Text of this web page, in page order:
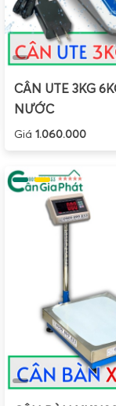
CÂN UTE 3KG
NƯỚC
Giá1.060.000